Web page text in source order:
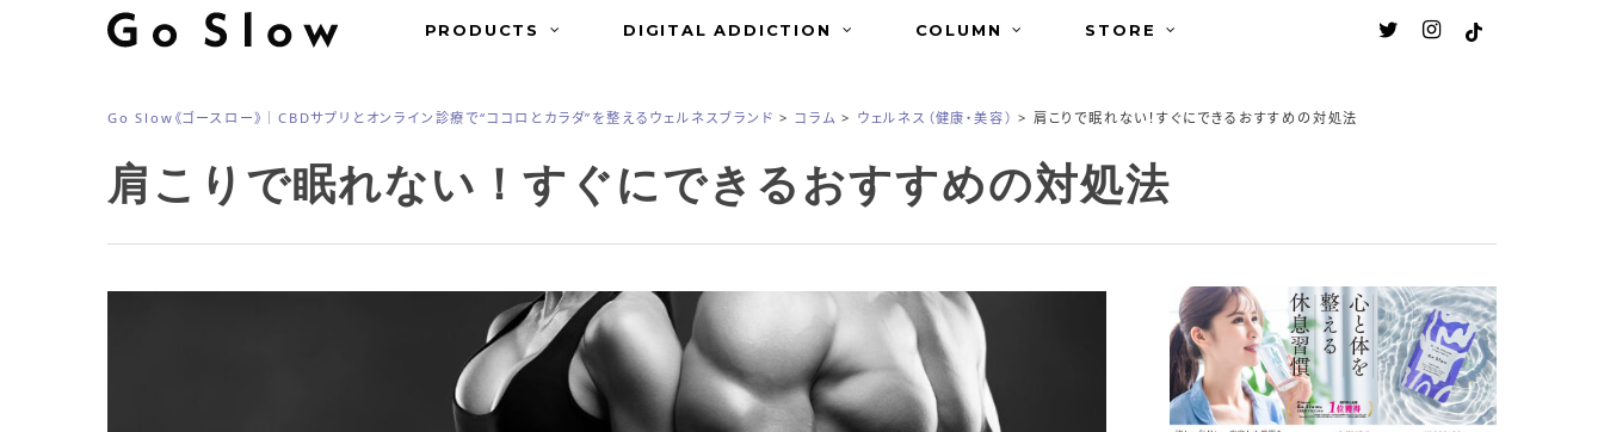
PRODUCTS DIGITAL ADDICTION COLUMN STORE twitterinstagram
tiktok
Go Slow《ゴースロー》｜CBDサプリとオンライン診療で“ココロとカラダ”を整えるウェルネスブランド >コラム > ウェルネス（健康・美容） > 肩こりで眠れない！すぐにできるおすすめの対処法
肩こりで眠れない！すぐにできるおすすめの対処法